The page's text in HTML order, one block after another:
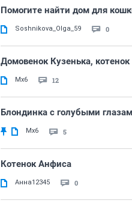
Помогите найти дом для
Soshnikova_Olga_59 0
Домовенок Кузенька,
Mx6 12
Блондинка с голубыми
Mx6 5
Котенок Анфиса
Анна12345 0